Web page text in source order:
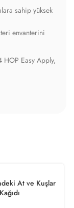
sahip yüksek
envanterini
HOP Easy Apply,
At ve Kuşlar